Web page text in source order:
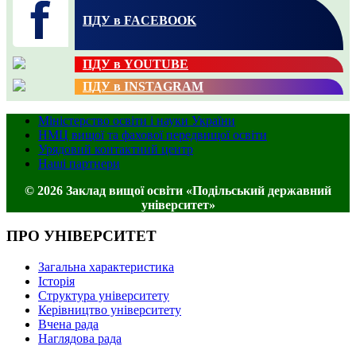
ПДУ в FACEBOOK
ПДУ в YOUTUBE
ПДУ в INSTAGRAM
Міністерство освіти і науки України
НМЦ вищої та фахової передвищої освіти
Урядовий контактний центр
Наші партнери
© 2026 Заклад вищої освіти «Подільський державний
університет»
ПРО УНІВЕРСИТЕТ
Загальна характеристика
Історія
Структура університету
Керівництво університету
Вчена рада
Наглядова рада